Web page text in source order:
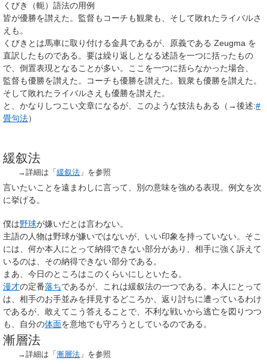
くびき（軛）語法の用例
皆が優勝を讃えた。監督もコーチも観衆も、そして敗れたライバルさ
えも。
くびきとは馬車に取り付ける金具であるが、原義である Zeugma を
直訳したものである。要は繰り返しとなる述語を一つに括ったもの
で、倒置表現となることが多い。ここを一つに括らなかった場合、
監督も優勝を讃えた。コーチも優勝を讃えた。観衆も優勝を讃えた。
そして敗れたライバルさえも優勝を讃えた。
と、かなりしつこい文章になるが、このような技法もある（→後述:#
畳句法）
緩叙法
→詳細は「緩叙法 」を参照
言いたいことを遠まわしに言って、別の意味を強める表現。例文を次
に挙げる。
僕は野球が嫌いだとは言わない。
主語の人物は野球が嫌いではないが、いい印象を持っていない。そこ
には、何か本人にとって納得できない部分があり、相手に強く訴えて
いるのは、その納得できない部分である。
まあ、今日のところはこのくらいにしといたる。
漫才の定番落ちであるが、これは緩叙法の一つである。本人にとって
は、相手のお手並みを拝見するどころか、返り討ちに遭っているわけ
であるが、敢えてこう答えることで、不利な戦いから逃亡を図りつつ
も、自分の体面を意地でも守ろうとしているのである。
漸層法
→詳細は「漸層法 」を参照